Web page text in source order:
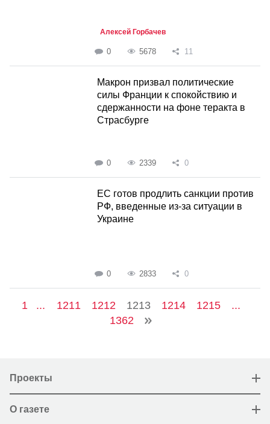
Алексей Горбачев
0 5678 11
Макрон призвал политические
силы Франции к спокойствию и
сдержанности на фоне теракта в
Страсбурге
0 2339 0
ЕС готов продлить санкции против
РФ, введенные из-за ситуации в
Украине
0 2833 0
1 ... 1211 1212 1213 1214 1215
...
1362
Проекты
О газете